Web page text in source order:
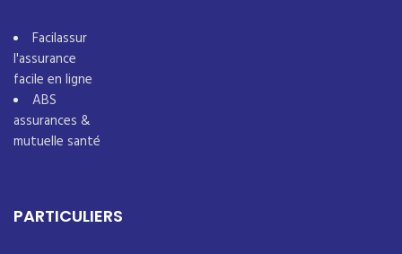
Facilassur
l'assurance
facile en ligne
ABS
assurances &
mutuelle santé
PARTICULIERS